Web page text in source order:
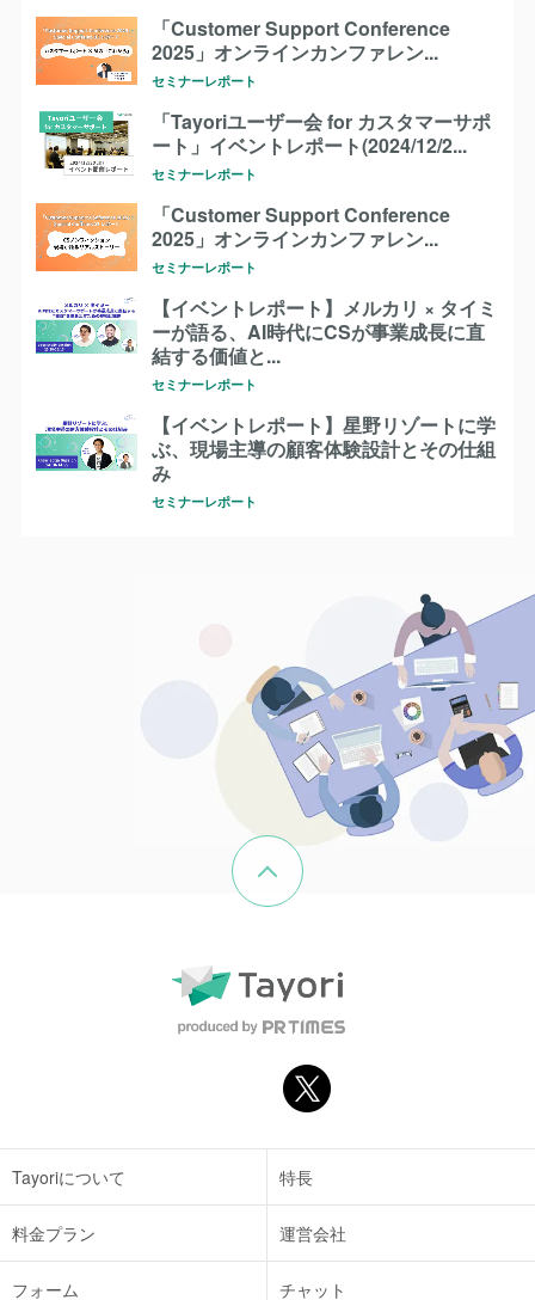
「Customer Support Conference
2025」オンラインカンファレン...
セミナーレポート
「Tayoriユーザー会 for カスタマーサポ
ート」イベントレポート(2024/12/2...
セミナーレポート
「Customer Support Conference
2025」オンラインカンファレン...
セミナーレポート
【イベントレポート】メルカリ × タイミ
ーが語る、AI時代にCSが事業成長に直
結する価値と...
セミナーレポート
【イベントレポート】星野リゾートに学
ぶ、現場主導の顧客体験設計とその仕組
み
セミナーレポート
Tayoriについて 特長
料金プラン 運営会社
フォーム チャット